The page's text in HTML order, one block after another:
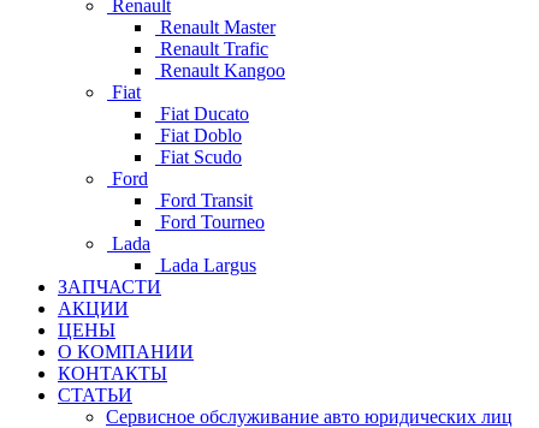
Renault
Renault Master
Renault Trafic
Renault Kangoo
Fiat
Fiat Ducato
Fiat Doblo
Fiat Scudo
Ford
Ford Transit
Ford Tourneo
Lada
Lada Largus
ЗАПЧАСТИ
АКЦИИ
ЦЕНЫ
О КОМПАНИИ
КОНТАКТЫ
СТАТЬИ
Сервисное обслуживание авто юридических лиц